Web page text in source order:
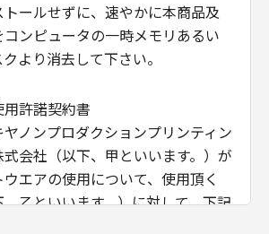
ールせずに、速やかに本商品及
ンピュータの一時メモリあるい
より消去して下さい。
許諾契約書
ノンプロダクションプリンティン
会社（以下、甲といいます。）が
エアの使用について、使用頂く
乙といいます。）に対して、下記